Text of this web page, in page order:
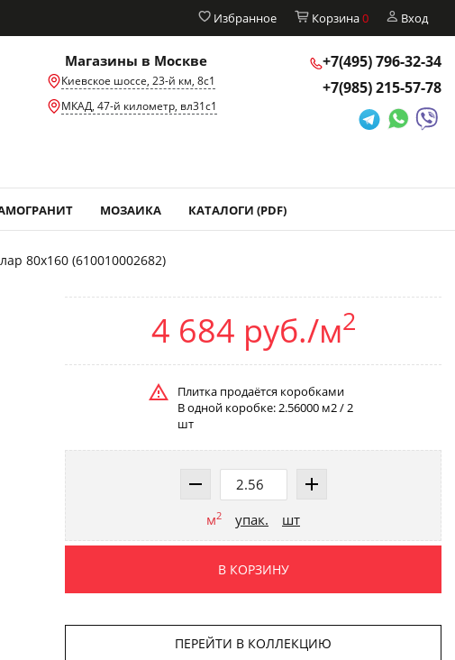
Избранное Корзина0 Вход
Магазины в Москве
Киевское шоссе, 23-й км, 8с1
МКАД, 47-й километр, вл31с1
+7(495)796-32-34
+7(985)215-57-78
МОЗАИКА КАТАЛОГИ (PDF)
80x160 (610010002682)
4 684 руб./м2
Плитка продаётся коробками
В одной коробке: 2.56000 м2 / 2
шт
м2 упак. шт
В КОРЗИНУ
ПЕРЕЙТИ В КОЛЛЕКЦИЮ